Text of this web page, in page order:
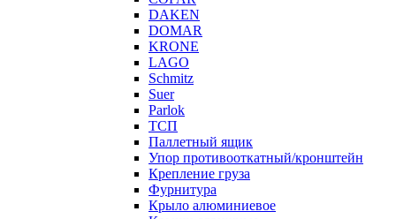
DAKEN
DOMAR
KRONE
LAGO
Schmitz
Suer
Parlok
ТСП
Паллетный ящик
Упор противооткатный/кронштейн
Крепление груза
Фурнитура
Крыло алюминиевое